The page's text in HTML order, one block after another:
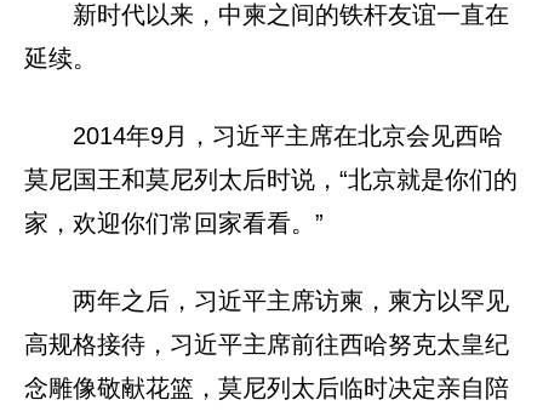
新时代以来，中柬之间的铁杆友谊一直在
延续。
2014年9月，习近平主席在北京会见西哈
莫尼国王和莫尼列太后时说，“北京就是你们的
家，欢迎你们常回家看看。”
两年之后，习近平主席访柬，柬方以罕见
高规格接待，习近平主席前往西哈努克太皇纪
念雕像敬献花篮，莫尼列太后临时决定亲自陪